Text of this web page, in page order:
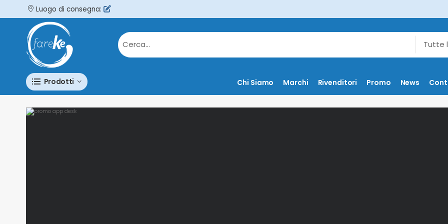
Luogo di consegna:
Prodotti Chi Siamo Marchi Rivenditori Promo News